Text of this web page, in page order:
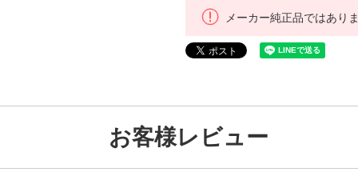
メーカー純正品ではあり
お客様レビュー